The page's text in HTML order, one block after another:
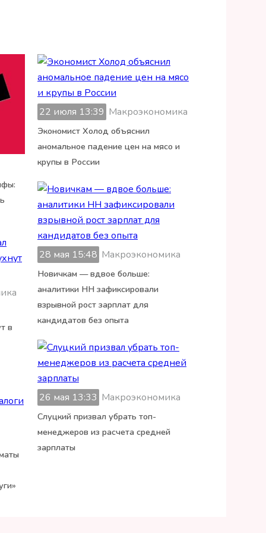
в
22 июля 13:39 Макроэкономика
Экономист Холод объяснил
аномальное падение цен на мясо и
крупы в России
28 мая 15:48 Макроэкономика
Новичкам — вдвое больше:
аналитики HH зафиксировали
взрывной рост зарплат для
кандидатов без опыта
26 мая 13:33 Макроэкономика
Слуцкий призвал убрать топ-
менеджеров из расчета средней
зарплаты